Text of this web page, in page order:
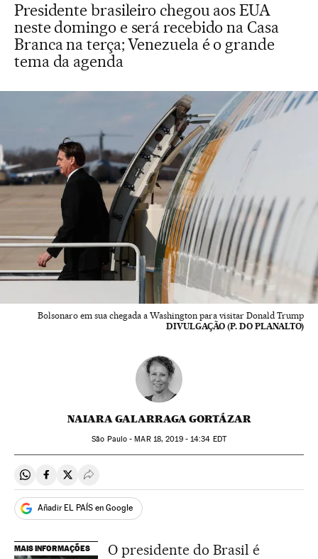
Presidente brasileiro chegou aos EUA
neste domingo e será recebido na Casa
Branca na terça; Venezuela é o grande
tema da agenda
Bolsonaro em sua chegada a Washington para visitar Donald Trump
DIVULGAÇÃO (P. DO PLANALTO)
NAIARA GALARRAGA GORTÁZAR
São Paulo -MAR18, 2019 - 14:34 EDT
Compartir en Whatsapp
Compartir en Facebook
Compartir en Twitter
Desplegar Redes Sociales
Añadir EL PAÍS en Google
MAIS INFORMAÇÕES
O presidente do Brasil é